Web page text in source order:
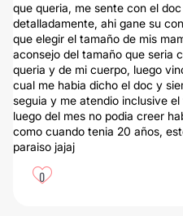
que queria, me sente con el
detalladamente, ahi gane su
que elegir el tamaño de mis
aconsejo del tamaño que seria
queria y de mi cuerpo, luego
cual me habia dicho el doc y
seguia y me atendio inclusive
luego del mes no podia creer
como cuando tenia 20 años,
paraiso jajaj
0